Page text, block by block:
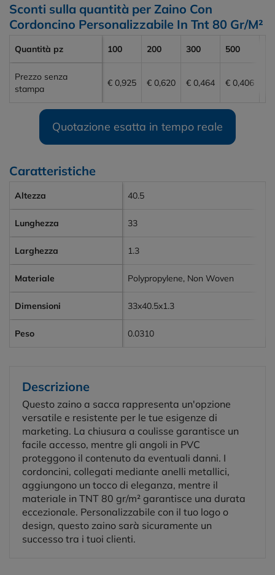
Sconti sulla quantità per Zaino Con
Cordoncino Personalizzabile In Tnt 80 Gr/M²
Quantità pz 100 200 300 500
Prezzo senza
stampa
€ 0,925 € 0,620 € 0,464 € 0,406
Quotazione esatta in tempo reale
Caratteristiche
Altezza 40.5
Lunghezza 33
Larghezza 1.3
Materiale Polypropylene, Non Woven
Dimensioni 33x40.5x1.3
Peso 0.0310
Descrizione
Questo zaino a sacca rappresenta un'opzione
versatile e resistente per le tue esigenze di
marketing. La chiusura a coulisse garantisce un
facile accesso, mentre gli angoli in PVC
proteggono il contenuto da eventuali danni. I
cordoncini, collegati mediante anelli metallici,
aggiungono un tocco di eleganza, mentre il
materiale in TNT 80 gr/m² garantisce una durata
eccezionale. Personalizzabile con il tuo logo o
design, questo zaino sarà sicuramente un
successo tra i tuoi clienti.